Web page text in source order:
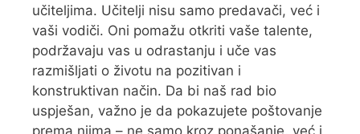
učiteljima. Učitelji nisu samo predavači, već i
vaši vodiči. Oni pomažu otkriti vaše talente,
podržavaju vas u odrastanju i uče vas
razmišljati o životu na pozitivan i
konstruktivan način. Da bi naš rad bio
uspješan, važno je da pokazujete poštovanje